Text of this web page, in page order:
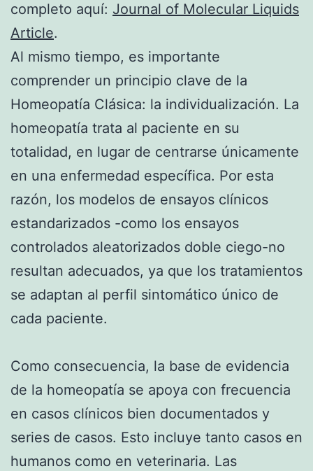
completo aquí: Journal of Molecular Liquids
Article.
Al mismo tiempo, es importante
comprender un principio clave de la
Homeopatía Clásica: la individualización. La
homeopatía trata al paciente en su
totalidad, en lugar de centrarse únicamente
en una enfermedad específica. Por esta
razón, los modelos de ensayos clínicos
estandarizados -como los ensayos
controlados aleatorizados doble ciego-no
resultan adecuados, ya que los tratamientos
se adaptan al perfil sintomático único de
cada paciente.
Como consecuencia, la base de evidencia
de la homeopatía se apoya con frecuencia
en casos clínicos bien documentados y
series de casos. Esto incluye tanto casos en
humanos como en veterinaria. Las